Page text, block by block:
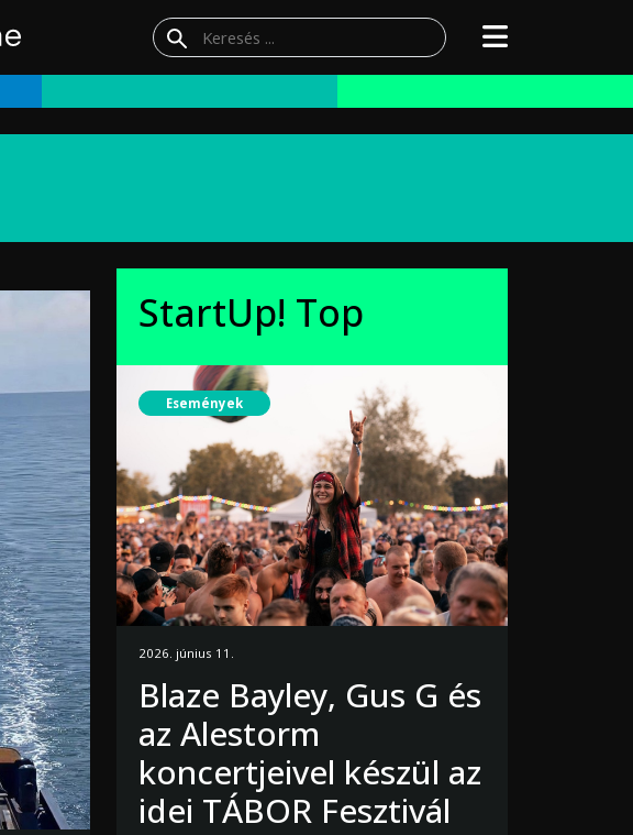
StartUp! Top
Események
2026. június 11.
Blaze Bayley, Gus G és
az Alestorm
koncertjeivel készül az
idei TÁBOR Fesztivál